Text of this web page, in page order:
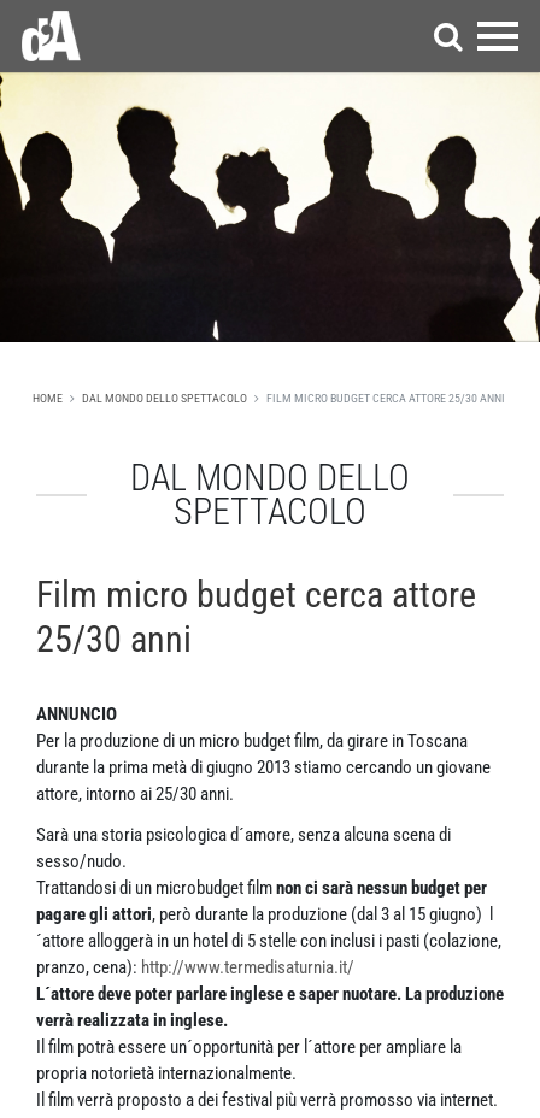
HOME DAL MONDO DELLO SPETTACOLO FILM MICRO BUDGET CERCA ATTORE 25/30 ANNI
DAL MONDO DELLO
SPETTACOLO
Film micro budget cerca attore
25/30 anni
ANNUNCIO
Per la produzione di un micro budget film, da girare in Toscana
durante la prima metà di giugno 2013 stiamo cercando un giovane
attore, intorno ai 25/30 anni.
Sarà una storia psicologica d´amore, senza alcuna scena di
sesso/nudo.
Trattandosi di un microbudget filmnon ci sarà nessun budget per
pagare gli attori, però durante la produzione (dal 3 al 15 giugno) l
´attore alloggerà in un hotel di 5 stelle con inclusi i pasti (colazione,
pranzo, cena): http://www.termedisaturnia.it/
L´attore deve poter parlare inglese e saper nuotare. La produzione
verrà realizzata in inglese.
Il film potrà essere un´opportunità per l´attore per ampliare la
propria notorietà internazionalmente.
Il film verrà proposto a dei festival più verrà promosso via internet.